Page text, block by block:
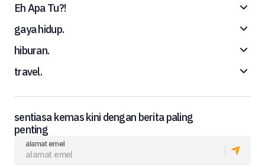
Eh Apa Tu?!
gaya hidup.
hiburan.
travel.
sentiasa kemas kini dengan berita paling
penting
alamat emel